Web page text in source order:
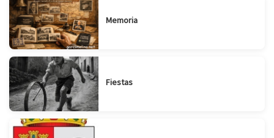
Memoria
Fiestas